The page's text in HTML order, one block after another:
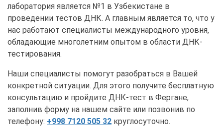
лаборатория является №1 в Узбекистане в
проведении тестов ДНК. А главным является то, что у
нас работают специалисты международного уровня,
обладающие многолетним опытом в области ДНК-
тестирования.
Наши специалисты помогут разобраться в Вашей
конкретной ситуации. Для этого получите бесплатную
консультацию и пройдите ДНК-тест в Фергане,
заполнив форму на нашем сайте или позвонив по
телефону: +998 7120 505 32 круглосуточно.